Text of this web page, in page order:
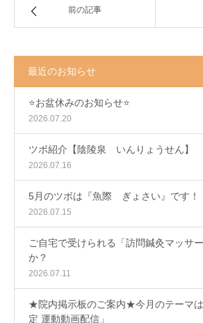
前の記事
最近のお知らせ
⭐️お盆休みのお知らせ⭐️
2026.07.20
ツボ紹介【陰陵泉 いんりょうせん】
2026.07.16
5月のツボは『魚際 ぎょさい』です！
2026.07.15
ご自宅で受けられる「訪問鍼灸マッサ
か？
2026.07.11
★院内掲示板のご案内★今月のテーマ
定 運動動画配信」